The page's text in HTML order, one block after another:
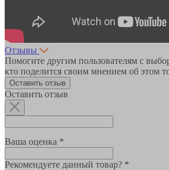
Отзывы
Помогите другим пользователям с
кто поделится своим мнением об этом
Оставить отзыв
Оставить отзыв
Ваша оценка *
Рекомендуете данный товар? *